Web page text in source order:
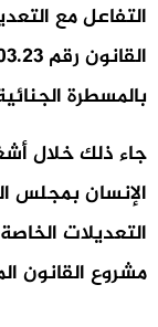
التفاعل مع
بالمسطرة
جاء ذلك خلال
الإنسان بمجلس
التعديلات
مشروع القانون